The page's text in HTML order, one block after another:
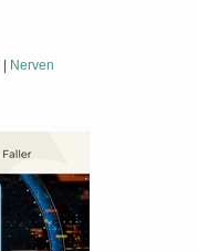
| Nerven